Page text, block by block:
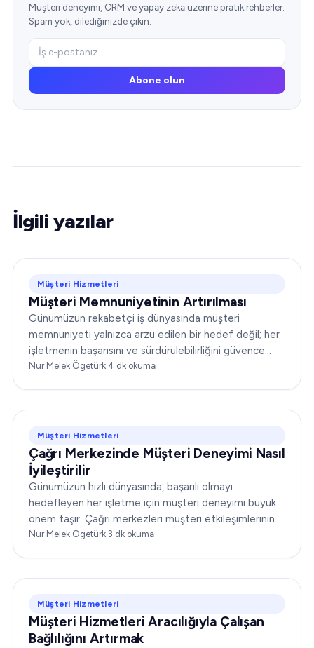
Müşteri deneyimi, CRM ve yapay zeka üzerine pratik rehberler.
Spam yok, dilediğinizde çıkın.
Abone olun
İlgili yazılar
Müşteri Hizmetleri
Müşteri Memnuniyetinin Artırılması
Günümüzün rekabetçi iş dünyasında müşteri
memnuniyeti yalnızca arzu edilen bir hedef değil; her
işletmenin başarısını ve sürdürülebilirliğini güvence
altına almada belirleyici bir unsurdur. Şirketler...
Nur Melek Ögetürk·4 dk okuma
Müşteri Hizmetleri
Çağrı Merkezinde Müşteri Deneyimi Nasıl
İyileştirilir
Günümüzün hızlı dünyasında, başarılı olmayı
hedefleyen her işletme için müşteri deneyimi büyük
önem taşır. Çağrı merkezleri müşteri etkileşimlerinin
ön cephesinde yer alır ve bu da operasyonlarını
Nur Melek Ögetürk·3 dk okuma
Müşteri Hizmetleri
Müşteri Hizmetleri Aracılığıyla Çalışan
Bağlılığını Artırmak